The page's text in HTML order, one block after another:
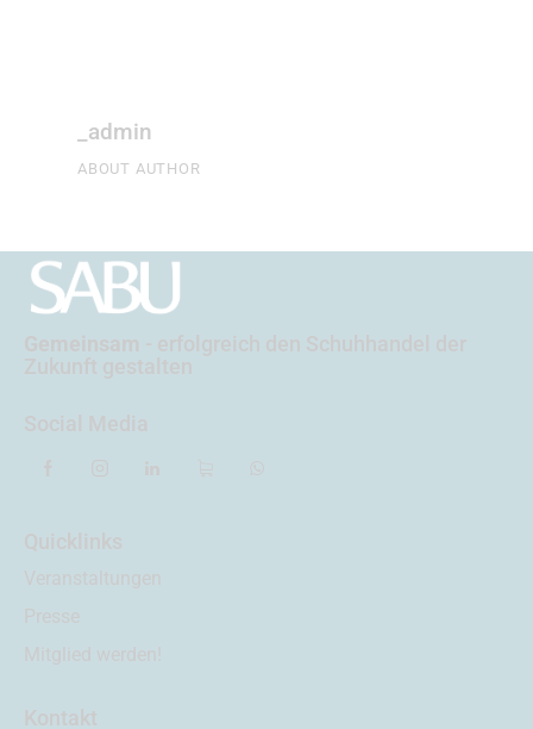
_admin
ABOUT AUTHOR